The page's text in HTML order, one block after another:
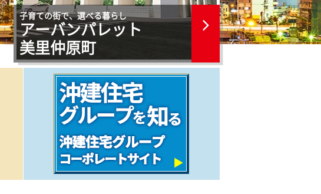
子育ての街で、選べる暮らし
アーバンパレット
美里仲原町
沖建住宅物件情報サイト
最新物件情